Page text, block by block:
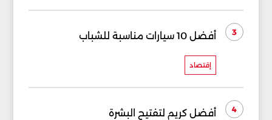
3 أفضل 10 سيارات مناسبة للشباب
إقتصاد
4 أفضل كريم لتفتيح البشرة